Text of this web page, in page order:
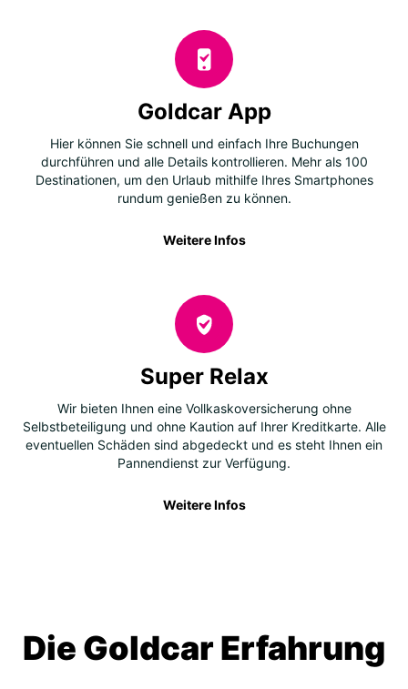
Goldcar App
Hier können Sie schnell und einfach Ihre Buchungen
durchführen und alle Details kontrollieren. Mehr als 100
Destinationen, um den Urlaub mithilfe Ihres Smartphones
rundum genießen zu können.
Weitere Infos
Super Relax
Wir bieten Ihnen eine Vollkaskoversicherung ohne
Selbstbeteiligung und ohne Kaution auf Ihrer Kreditkarte. Alle
eventuellen Schäden sind abgedeckt und es steht Ihnen ein
Pannendienst zur Verfügung.
Weitere Infos
Die Goldcar Erfahrung